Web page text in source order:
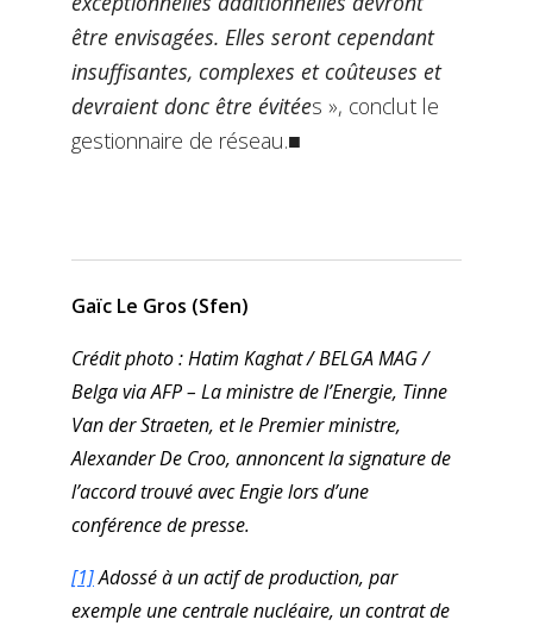
être envisagées. Elles seront cependant
insuffisantes, complexes et coûteuses et
devraient donc être évitées », conclut le
gestionnaire de réseau.■
Gaïc Le Gros (Sfen)
Crédit photo : Hatim Kaghat / BELGA MAG /
Belga via AFP – La ministre de l’Energie, Tinne
Van der Straeten, et le Premier ministre,
Alexander De Croo, annoncent la signature de
l’accord trouvé avec Engie lors d’une
conférence de presse.
[1]Adossé à un actif de production, par
exemple une centrale nucléaire, un contrat de